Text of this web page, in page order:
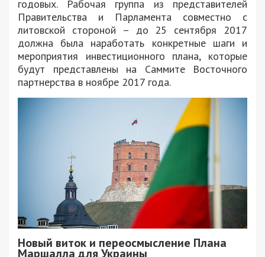
годовых. Рабочая группа из представителей
Правительства и Парламента совместно с
литовской стороной – до 25 сентября 2017
должна была наработать конкретные шаги и
мероприятия инвестиционного плана, которые
будут представлены на Саммите Восточного
партнерства в ноябре 2017 года.
Новый виток и переосмысление Плана
Маршалла для Украины